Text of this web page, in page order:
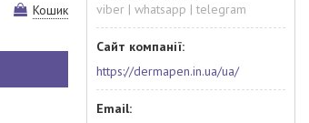
Кошик
viber | whatsapp | telegram
https://dermapen.in.ua/ua/